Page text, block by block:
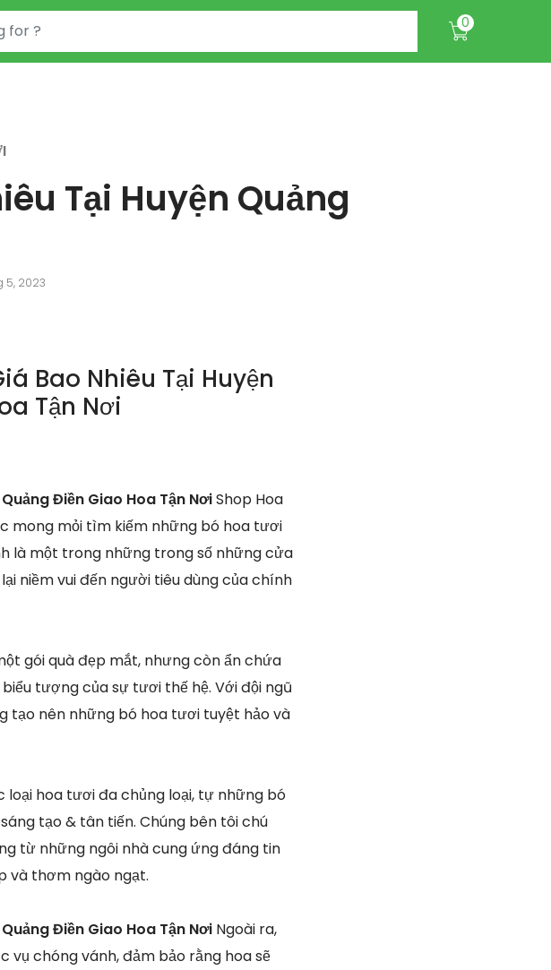
0
Tại Huyện Quảng
5, 2023
Bao Nhiêu Tại Huyện
Tận Nơi
Điền Giao Hoa Tận NơiShop Hoa
mong mỏi tìm kiếm những bó hoa tươi
là một trong những trong số những cửa
niềm vui đến người tiêu dùng của chính
gói quà đẹp mắt, nhưng còn ẩn chứa
tượng của sự tươi thế hệ. Với đội ngũ
tạo nên những bó hoa tươi tuyệt hảo và
hoa tươi đa chủng loại, tự những bó
tạo & tân tiến. Chúng bên tôi chú
từ những ngôi nhà cung ứng đáng tin
và thơm ngào ngạt.
Điền Giao Hoa Tận Nơi Ngoài ra,
vụ chóng vánh, đảm bảo rằng hoa sẽ